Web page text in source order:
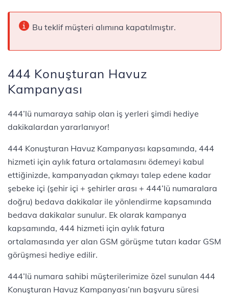
Bu teklif müşteri alımına kapatılmıştır.
444 Konuşturan Havuz
Kampanyası
444’lü numaraya sahip olan iş yerleri şimdi hediye
dakikalardan yararlanıyor!
444 Konuşturan Havuz Kampanyası kapsamında, 444
hizmeti için aylık fatura ortalamasını ödemeyi kabul
ettiğinizde, kampanyadan çıkmayı talep edene kadar
şebeke içi (şehir içi + şehirler arası + 444’lü numaralara
doğru) bedava dakikalar ile yönlendirme kapsamında
bedava dakikalar sunulur. Ek olarak kampanya
kapsamında, 444 hizmeti için aylık fatura
ortalamasında yer alan GSM görüşme tutarı kadar GSM
görüşmesi hediye edilir.
444’lü numara sahibi müşterilerimize özel sunulan 444
Konuşturan Havuz Kampanyası’nın başvuru süresi